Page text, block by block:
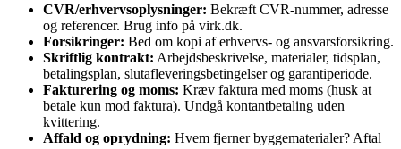
CVR/erhvervsoplysninger: Bekræft CVR‑nummer, adresse
og referencer. Brug info på virk.dk.
Forsikringer: Bed om kopi af erhvervs‑ og ansvarsforsikring.
Skriftlig kontrakt: Arbejdsbeskrivelse, materialer, tidsplan,
betalingsplan, slutafleveringsbetingelser og garantiperiode.
Fakturering og moms: Kræv faktura med moms (husk at
betale kun mod faktura). Undgå kontantbetaling uden
kvittering.
Affald og oprydning: Hvem fjerner byggematerialer? Aftal